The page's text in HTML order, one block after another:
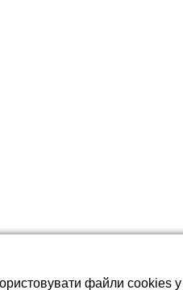
температури зфайли cookies